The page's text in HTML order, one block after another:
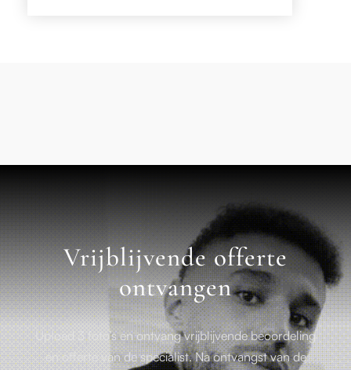
Vrijblijvende offerte
ontvangen
Upload 3 foto’s en ontvang vrijblijvende beoordeling
en offerte van de specialist. Na ontvangst van de